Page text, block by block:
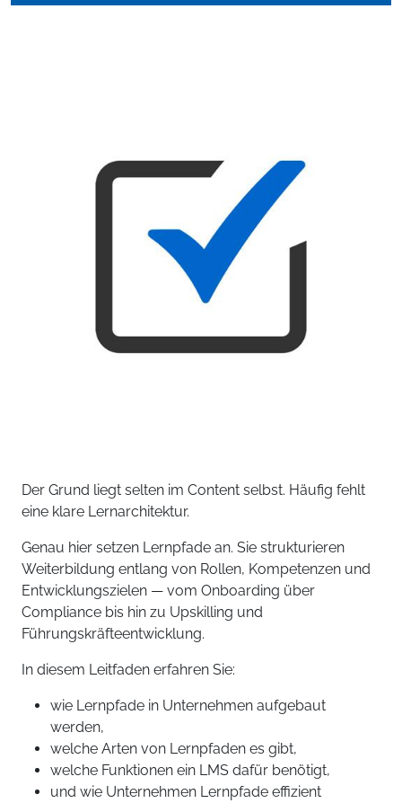
Der Grund liegt selten im Content selbst. Häufig fehlt
eine klare Lernarchitektur.
Genau hier setzen Lernpfade an. Sie strukturieren
Weiterbildung entlang von Rollen, Kompetenzen und
Entwicklungszielen — vom Onboarding über
Compliance bis hin zu Upskilling und
Führungskräfteentwicklung.
In diesem Leitfaden erfahren Sie:
wie Lernpfade in Unternehmen aufgebaut
werden,
welche Arten von Lernpfaden es gibt,
welche Funktionen ein LMS dafür benötigt,
und wie Unternehmen Lernpfade effizient